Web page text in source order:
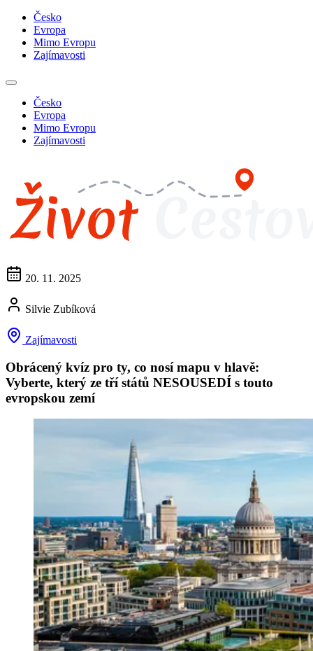
Česko
Evropa
Mimo Evropu
Zajímavosti
Česko
Evropa
Mimo Evropu
Zajímavosti
20. 11. 2025
Silvie Zubíková
Zajímavosti
Obrácený kvíz pro ty, co nosí mapu v hlavě:
Vyberte, který ze tří států NESOUSEDÍ s touto
evropskou zemí